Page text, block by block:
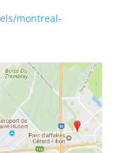
montreal-